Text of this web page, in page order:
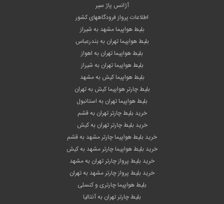
آژانس پاژ سیر
اطلاعات پرواز فرودگاههای کشور
بلیط هواپیما مشهد به شیراز
بلیط هواپیما تهران به بندرعباس
بلیط هواپیما تهران به اهواز
بلیط هواپیما تهران به شیراز
بلیط هواپیما کیش به مشهد
بلیط چارتر هواپیما کیش به تهران
بلیط هواپیما تهران به استانبول
خرید بلیط چارتر تهران به قشم
خرید بلیط چارتر تهران به کیش
خرید بلیط هواپیما چارتر مشهد به قشم
خرید بلیط هواپیما چارتر مشهد به کیش
خرید بلیط پرواز چارتر تهران به مشهد
خرید بلیط پرواز چارتر مشهد به تهران
بلیط هواپیما چارتری و کنسلی
بلیط چارتر تهران به آنتالیا